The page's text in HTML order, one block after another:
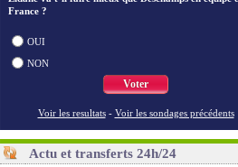
France ?
OUI
NON
Voter
Voir les resultats - Voir les sondages précédents
Actu et transferts 24h/24